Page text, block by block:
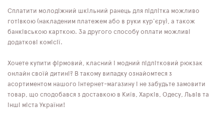
Сплатити молодіжний шкільний ранець для підлітка можливо
готівкою (накладеним платежем або в руки кур'єру), а також
банківською карткою. За другого способу оплати можливі
додаткові комісії.
Хочете купити фірмовий, класний і модний підлітковий рюкзак
онлайн своїй дитині? В такому випадку ознайомтеся з
асортиментом нашого інтернет-магазину і не забудьте замовити
товар, що сподобався з доставкою в Київ, Харків, Одесу, Львів та
інші міста України!